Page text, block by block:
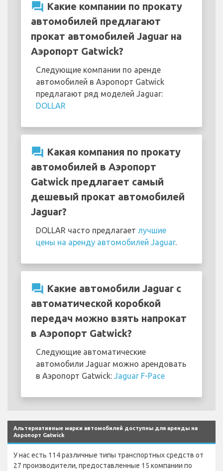
question_answer Какие компании по прокату
автомобилей предлагают
прокат автомобилей Jaguar на
Аэропорт Gatwick?
Следующие компании по аренде
автомобилей в Аэропорт Gatwick
предлагают ряд моделей Jaguar:
DOLLAR
question_answer Какая компания по прокату
автомобилей в Аэропорт
Gatwick предлагает самый
дешевый прокат автомобилей
Jaguar?
DOLLAR часто предлагает лучшие
цены на аренду автомобилей Jaguar.
question_answer Какие автомобили Jaguar с
автоматической коробкой
передач можно взять напрокат
в Аэропорт Gatwick?
Следующие автоматические
автомобили Jaguar можно арендовать
в Аэропорт Gatwick: Jaguar F-Pace
Альтернативные марки автомобилей доступны для аренды на
Аэропорт Gatwick
У нас есть 114 различные типы транспортных средств от
27 производители, предоставленные 15 компании по